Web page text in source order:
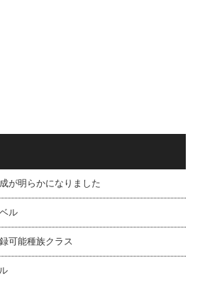
が明らかになりました
ル
可能種族クラス